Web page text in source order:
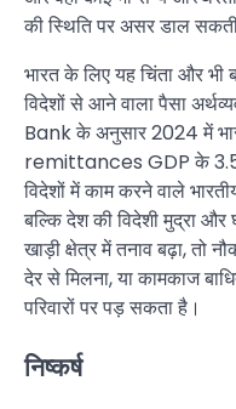
की स्थिति पर असर डाल
भारत के लिए यह चिंता और
विदेशों से आने वाला पैसा
Bank के अनुसार 2024 में
remittances GDP के
विदेशों में काम करने वाले
बल्कि देश की विदेशी मुद्रा
खाड़ी क्षेत्र में तनाव बढ़ा, तो
देर से मिलना, या कामकाज
परिवारों पर पड़ सकता है।
निष्कर्ष